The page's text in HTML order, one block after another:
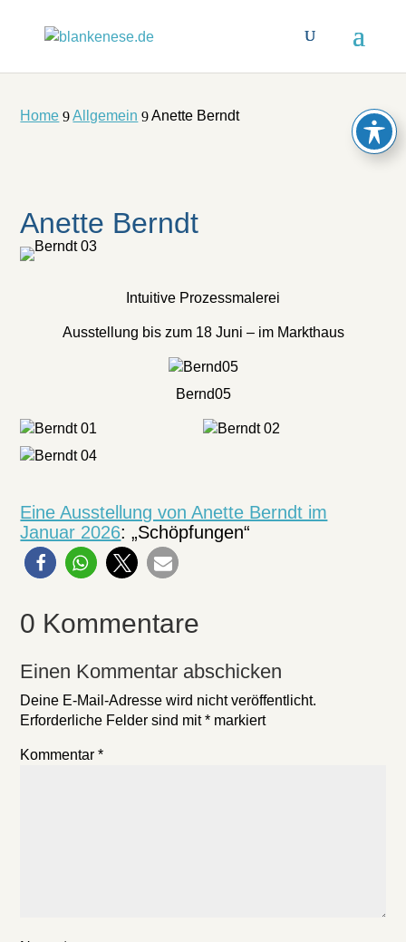
Home 9 Allgemein 9 Anette Berndt
Anette Berndt
Intuitive Prozessmalerei
Ausstellung bis zum 18 Juni – im Markthaus
Bernd05
Eine Ausstellung von Anette Berndt im
Januar 2026: „Schöpfungen“
0 Kommentare
Einen Kommentar abschicken
Deine E-Mail-Adresse wird nicht veröffentlicht.
Erforderliche Felder sind mit* markiert
Kommentar*